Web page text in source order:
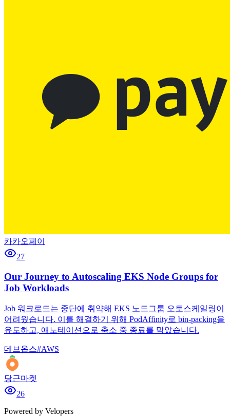
카카오페이
27
Our Journey to Autoscaling EKS Node Groups for
Job Workloads
Job 워크로드는 중단에 취약해 EKS 노드그룹 오토스케일링이
어려웠습니다. 이를 해결하기 위해 PodAffinity로 bin-packing을
유도하고, 애노테이션으로 축소 중 종료를 막았습니다.
데브옵스#AWS
당근마켓
26
Powered by Velopers